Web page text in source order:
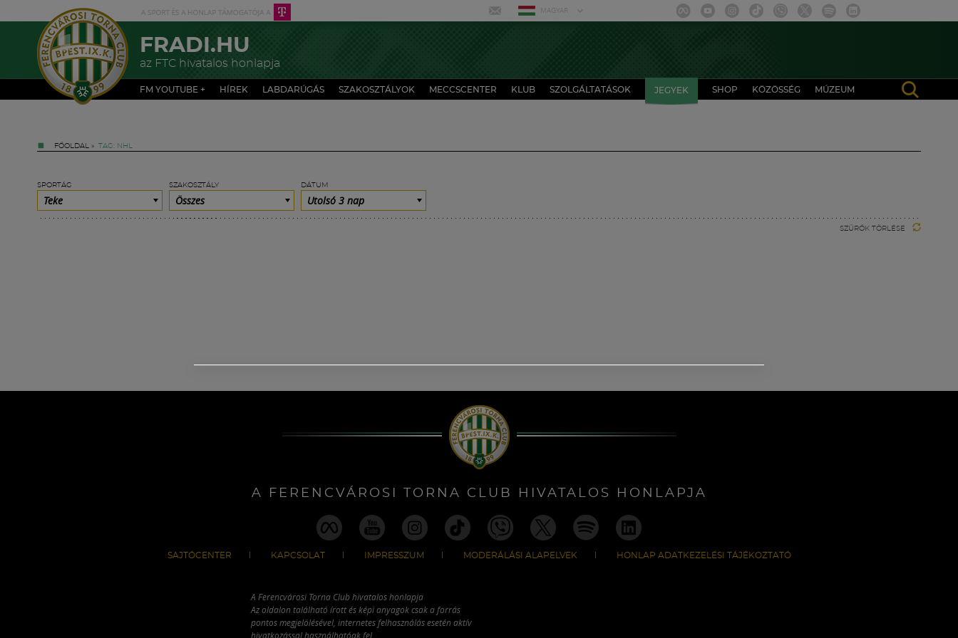
MAGYAR
FRADI.HU
az FTC hivatalos honlapja
FM YOUTUBE + HÍREK LABDARÚGÁS SZAKOSZTÁLYOK MECCSCENTER KLUB SZOLGÁLTATÁSOK JEGYEK SHOP KÖZÖSSÉG MÚZEUM
FŐOLDAL » TAG: NHL
SPORTÁG
Teke
SZAKOSZTÁLY
Összes
DÁTUM
Utolsó 3 nap
SZŰRŐK TÖRLÉSE
A FERENCVÁROSI TORNA CLUB HIVATALOS HONLAPJA
SAJTÓCENTER KAPCSOLAT IMPRESSZUM MODERÁLÁSI ALAPELVEK HONLAP ADATKEZELÉSI TÁJÉKOZTATÓ
A Ferencvárosi Torna Club hivatalos honlapja
Az oldalon található írott és képi anyagok csak a forrás
pontos megjelölésével, internetes felhasználás esetén aktív
hivatkozással használhatóak fel.